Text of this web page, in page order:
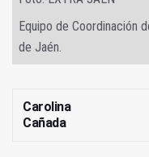
Equipo de Coordinación
de Jaén.
Carolina
Cañada